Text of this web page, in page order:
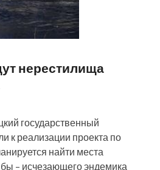
нерестилища
государственный
к реализации проекта по
найти места
– исчезающего эндемика